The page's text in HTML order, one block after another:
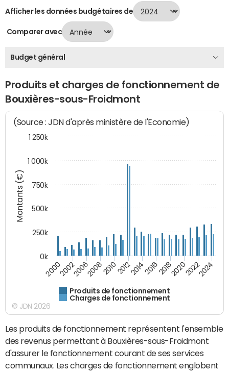
Afficher les données budgétaires de
Comparer avec
Budget général
Produits et charges de fonctionnement de
Bouxières-sous-Froidmont
Montants (€)
(Source : JDN d'après ministère de l'Economie)
Produits de fonctionnement
Charges de fonctionnement
200020022006200820102012201420162018202020222024
0k
250k
500k
750k
1 000k
1 250k
© JDN 2026
Les produits de fonctionnement représentent l'ensemble
des revenus permettant à Bouxières-sous-Froidmont
d'assurer le fonctionnement courant de ses services
communaux. Les charges de fonctionnement englobent